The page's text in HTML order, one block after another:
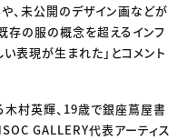
、未公開のデザイン画などが
存の服の概念を超えるインフ
表現が生まれた」とコメント
木村英輝、19歳で銀座蔦屋書
GALLERY代表アーティス